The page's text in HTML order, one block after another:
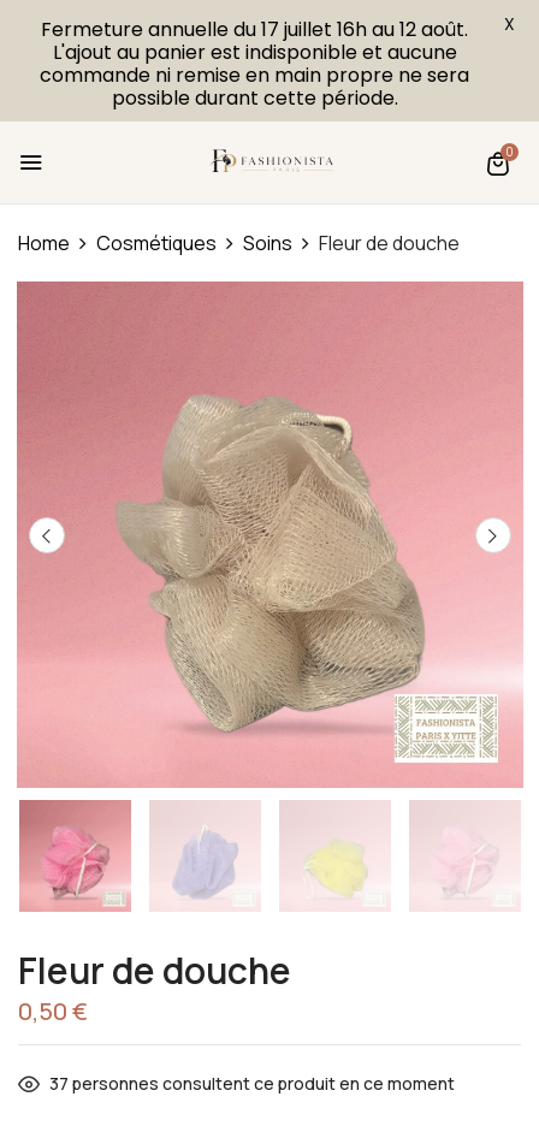
0
Home Cosmétiques Soins Fleur de douche
Fleur de douche
0,50€
37 personnes consultent ce produit en ce moment
Fermeture annuelle du 17 juillet 16h au 12 août.
L'ajout au panier est indisponible et aucune
commande ni remise en main propre ne sera
possible durant cette période.
X